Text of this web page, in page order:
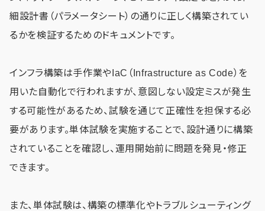
細設計書（パラメータシート）の通りに正しく構築されてい
るかを検証するためのドキュメントです。
インフラ構築は手作業やIaC（Infrastructure as Code）を
用いた自動化で行われますが、意図しない設定ミスが発生
する可能性があるため、試験を通じて正確性を担保する必
要があります。単体試験を実施することで、設計通りに構築
されていることを確認し、運用開始前に問題を発見・修正
できます。
また、単体試験は、構築の標準化やトラブルシューティング